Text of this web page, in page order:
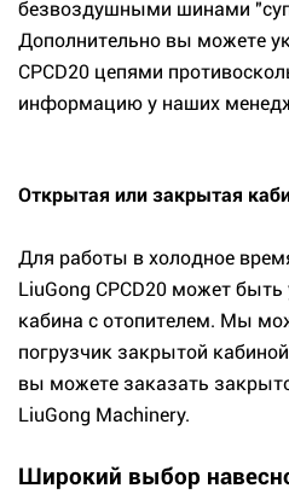
безвоздушными шинами
Дополнительно вы можете
CPCD20 цепями
информацию у наших
Открытая или закрытая
Для работы в холодное
LiuGong CPCD20 может
кабина с отопителем. Мы
погрузчик закрытой
вы можете заказать
LiuGong Machinery.
Широкий выбор